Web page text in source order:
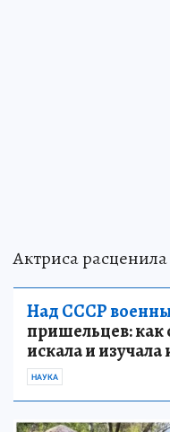
Актриса
Над СССР
пришельцев: как
искала и
НАУКА